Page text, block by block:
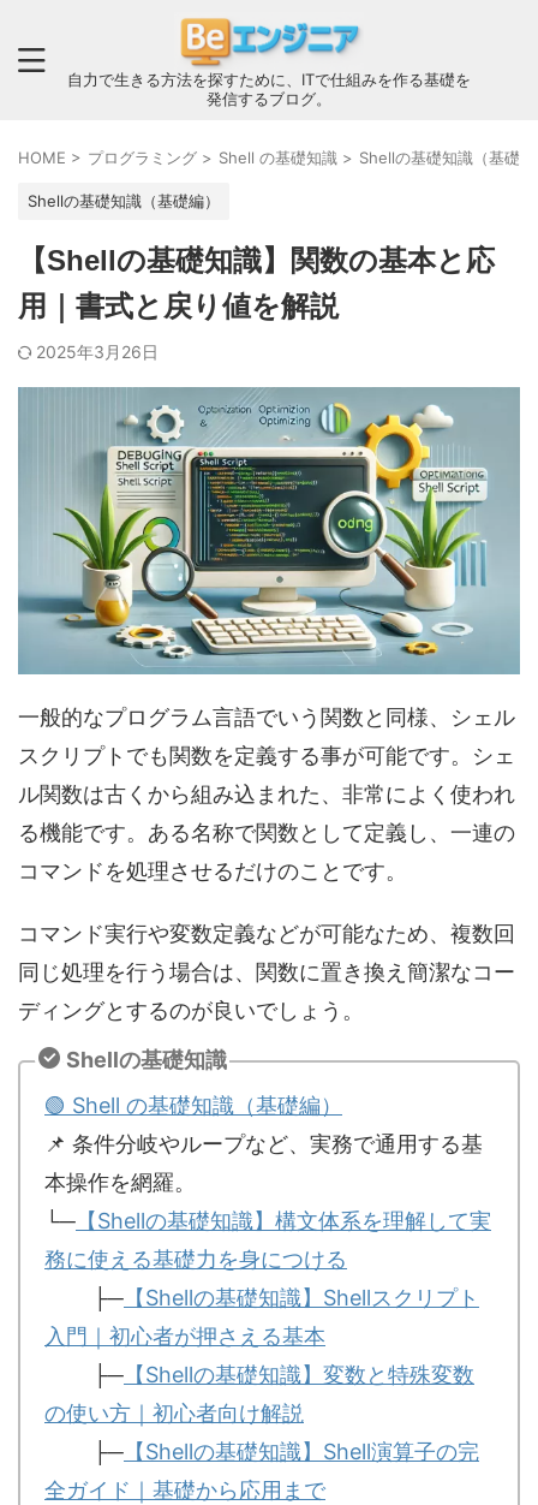
自力で生きる方法を探すために、ITで仕組みを作る基礎を
発信するブログ。
HOME > プログラミング > Shell の基礎知識 > Shellの基礎知識（基礎
Shellの基礎知識（基礎編）
【Shellの基礎知識】関数の基本と応
用｜書式と戻り値を解説
2025年3月26日
一般的なプログラム言語でいう関数と同様、シェル
スクリプトでも関数を定義する事が可能です。シェ
ル関数は古くから組み込まれた、非常によく使われ
る機能です。ある名称で関数として定義し、一連の
コマンドを処理させるだけのことです。
コマンド実行や変数定義などが可能なため、複数回
同じ処理を行う場合は、関数に置き換え簡潔なコー
ディングとするのが良いでしょう。
Shellの基礎知識
🟢 Shell の基礎知識（基礎編）
📌 条件分岐やループなど、実務で通用する基
本操作を網羅。
└─ 【Shellの基礎知識】構文体系を理解して実
務に使える基礎力を身につける
├─ 【Shellの基礎知識】Shellスクリプト
入門｜初心者が押さえる基本
├─ 【Shellの基礎知識】変数と特殊変数
の使い方｜初心者向け解説
├─ 【Shellの基礎知識】Shell演算子の完
全ガイド｜基礎から応用まで